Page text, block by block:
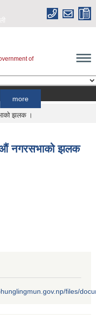
of
झलक ।
औं नगरसभाको झलक
files/